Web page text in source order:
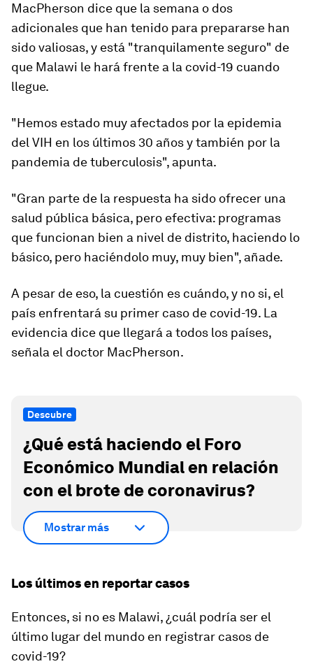
MacPherson dice que la semana o dos
adicionales que han tenido para prepararse han
sido valiosas, y está "tranquilamente seguro" de
que Malawi le hará frente a la covid-19 cuando
llegue.
"Hemos estado muy afectados por la epidemia
del VIH en los últimos 30 años y también por la
pandemia de tuberculosis", apunta.
"Gran parte de la respuesta ha sido ofrecer una
salud pública básica, pero efectiva: programas
que funcionan bien a nivel de distrito, haciendo lo
básico, pero haciéndolo muy, muy bien", añade.
A pesar de eso, la cuestión es cuándo, y no si, el
país enfrentará su primer caso de covid-19. La
evidencia dice que llegará a todos los países,
señala el doctor MacPherson.
Descubre
¿Qué está haciendo el Foro
Económico Mundial en relación
con el brote de coronavirus?
Mostrar más
Los últimos en reportar casos
Entonces, si no es Malawi, ¿cuál podría ser el
último lugar del mundo en registrar casos de
covid-19?